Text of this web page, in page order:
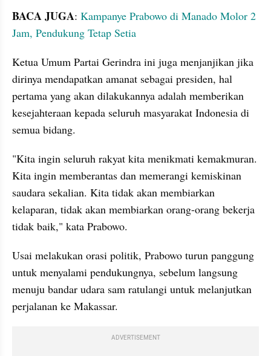
BACA JUGA: Kampanye Prabowo di Manado Molor 2
Jam, Pendukung Tetap Setia
Ketua Umum Partai Gerindra ini juga menjanjikan jika
dirinya mendapatkan amanat sebagai presiden, hal
pertama yang akan dilakukannya adalah memberikan
kesejahteraan kepada seluruh masyarakat Indonesia di
semua bidang.
"Kita ingin seluruh rakyat kita menikmati kemakmuran.
Kita ingin memberantas dan memerangi kemiskinan
saudara sekalian. Kita tidak akan membiarkan
kelaparan, tidak akan membiarkan orang-orang bekerja
tidak baik," kata Prabowo.
Usai melakukan orasi politik, Prabowo turun panggung
untuk menyalami pendukungnya, sebelum langsung
menuju bandar udara sam ratulangi untuk melanjutkan
perjalanan ke Makassar.
ADVERTISEMENT